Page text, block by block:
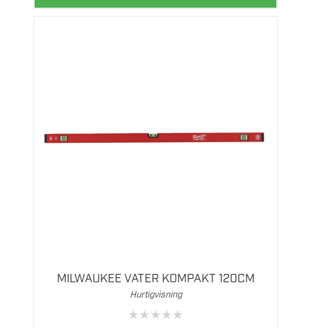
MILWAUKEE VATER KOMPAKT 120CM
Hurtigvisning
★★★★★